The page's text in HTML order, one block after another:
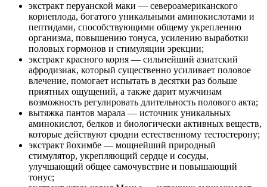
экстракт перуанской маки — североамериканского
корнеплода, богатого уникальными аминокислотами и
пептидами, способствующими общему укреплению
организма, повышению тонуса, усилению выработки
половых гормонов и стимуляции эрекции;
экстракт красного корня — сильнейший азиатский
афродизиак, который существенно усиливает половое
влечение, помогает испытать в десятки раз больше
приятных ощущений, а также дарит мужчинам
возможность регулировать длительность полового акта;
вытяжка пантов марала — источник уникальных
аминокислот, белков и биологически активных веществ,
которые действуют сродни естественному тестостерону;
экстракт йохимбе — мощнейший природный
стимулятор, укрепляющий сердце и сосуды,
улучшающий общее самочувствие и повышающий
тонус;